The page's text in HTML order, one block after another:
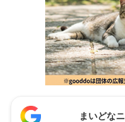
まいどな